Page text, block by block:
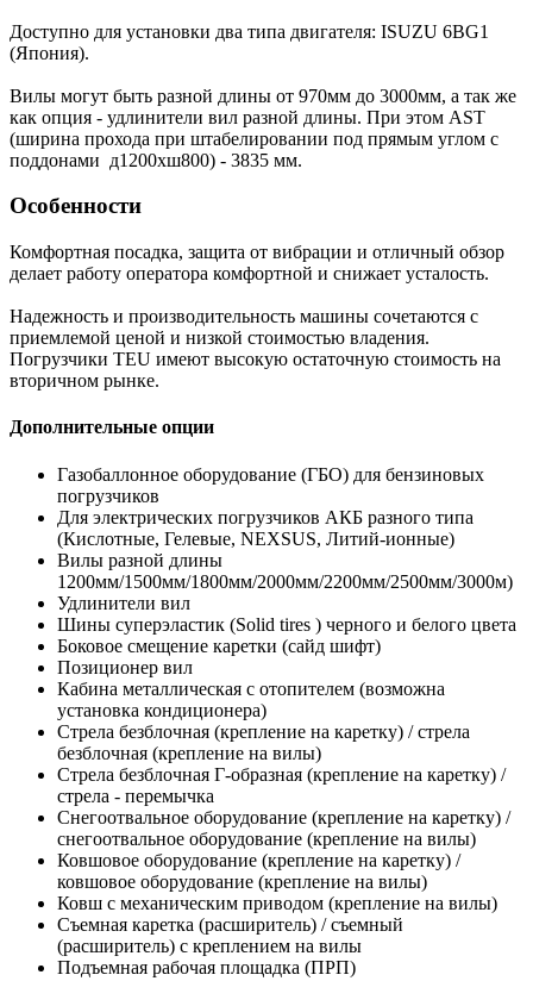
Доступно для установки два типа двигателя: ISUZU 6BG1
(Япония).
Вилы могут быть разной длины от 970мм до 3000мм, а так же
как опция - удлинители вил разной длины. При этом AST
(ширина прохода при штабелировании под прямым углом с
поддонами д1200хш800) - 3835 мм.
Особенности
Комфортная посадка, защита от вибрации и отличный обзор
делает работу оператора комфортной и снижает усталость.
Надежность и производительность машины сочетаются с
приемлемой ценой и низкой стоимостью владения.
Погрузчики TEU имеют высокую остаточную стоимость на
вторичном рынке.
Дополнительные опции
Газобаллонное оборудование (ГБО) для бензиновых
погрузчиков
Для электрических погрузчиков АКБ разного типа
(Кислотные, Гелевые, NEXSUS, Литий-ионные)
Вилы разной длины
1200мм/1500мм/1800мм/2000мм/2200мм/2500мм/3000м)
Удлинители вил
Шины суперэластик (Solid tires ) черного и белого цвета
Боковое смещение каретки (сайд шифт)
Позиционер вил
Кабина металлическая с отопителем (возможна
установка кондиционера)
Стрела безблочная (крепление на каретку) / стрела
безблочная (крепление на вилы)
Стрела безблочная Г-образная (крепление на каретку) /
стрела - перемычка
Снегоотвальное оборудование (крепление на каретку) /
снегоотвальное оборудование (крепление на вилы)
Ковшовое оборудование (крепление на каретку) /
ковшовое оборудование (крепление на вилы)
Ковш с механическим приводом (крепление на вилы)
Съемная каретка (расширитель) / съемный
(расширитель) с креплением на вилы
Подъемная рабочая площадка (ПРП)